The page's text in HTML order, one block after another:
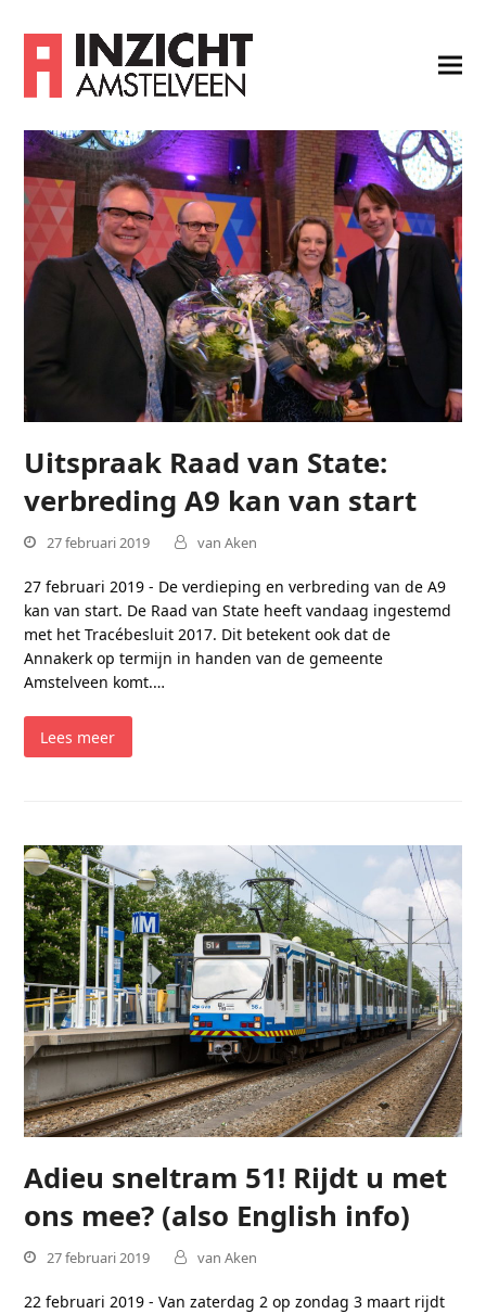
Uitspraak Raad van State:
verbreding A9 kan van start
27 februari 2019 van Aken
27 februari 2019 - De verdieping en verbreding van de A9
kan van start. De Raad van State heeft vandaag ingestemd
met het Tracébesluit 2017. Dit betekent ook dat de
Annakerk op termijn in handen van de gemeente
Amstelveen komt.…
Lees meer
Adieu sneltram 51! Rijdt u met
ons mee? (also English info)
27 februari 2019 van Aken
22 februari 2019 - Van zaterdag 2 op zondag 3 maart rijdt